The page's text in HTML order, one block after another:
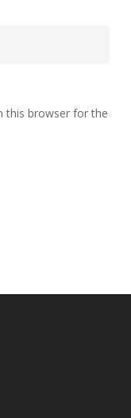
this browser for the